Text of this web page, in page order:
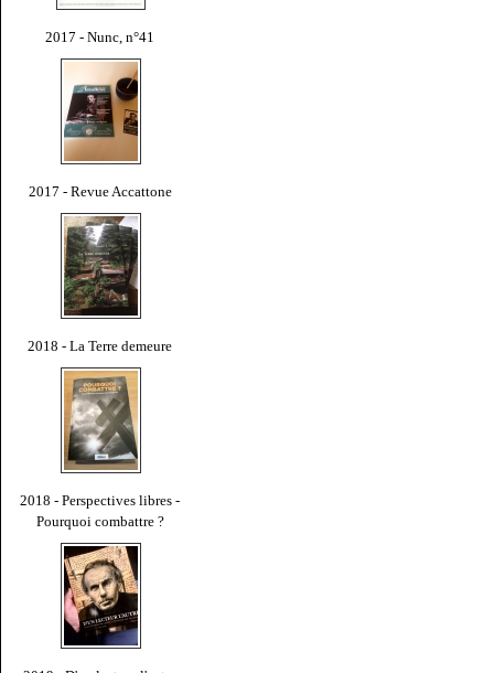
2017 - Nunc, n°41
2017 - Revue Accattone
2018 - La Terre demeure
2018 - Perspectives libres -
Pourquoi combattre ?